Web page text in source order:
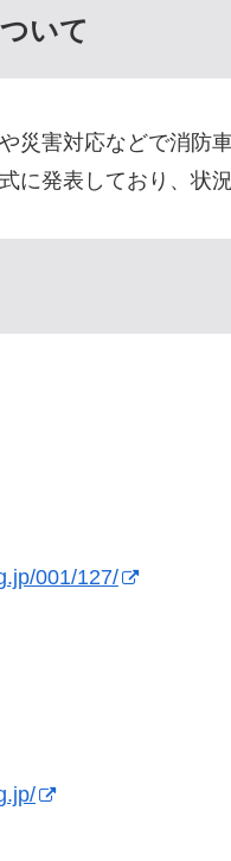
いて
災害対応などで消防
に発表しており、状
001/127/